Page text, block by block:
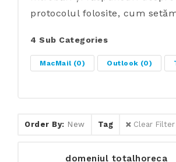
protocolul folosite, cum
4 Sub Categories
MacMail (0) Outlook (0)
Order By: New Tag Clear Filter
domeniul totalhoreca